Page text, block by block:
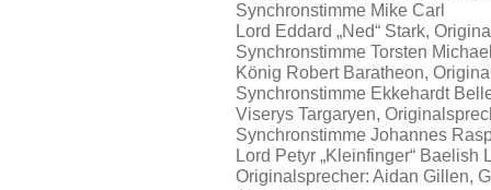
Synchronstimme Mike Carl
Lord Eddard „Ned“ Stark,
Synchronstimme Torsten
König Robert Baratheon,
Synchronstimme Ekkehardt
Viserys Targaryen,
Synchronstimme Johannes
Lord Petyr „Kleinfinger“ Baelish
Originalsprecher: Aidan Gillen,